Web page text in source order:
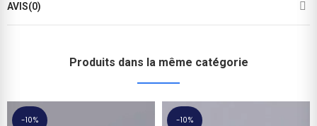
AVIS(0)
Produits dans la même catégorie
-10% -10%